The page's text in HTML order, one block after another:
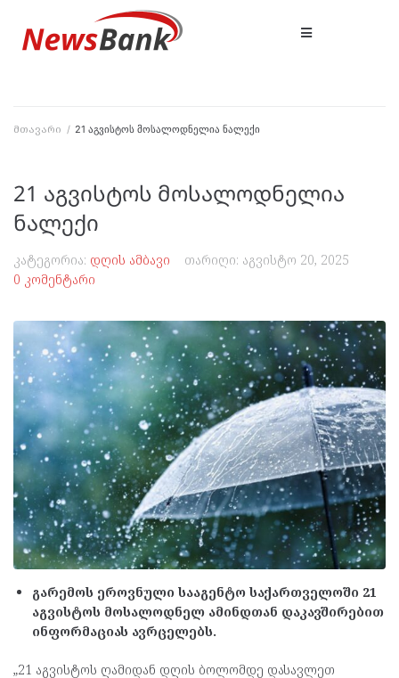
მთავარი / 21 აგვისტოს მოსალოდნელია ნალექი
21 აგვისტოს მოსალოდნელია
ნალექი
კატეგორია: დღის ამბავი თარიღი: აგვისტო 20, 2025
0 კომენტარი
გარემოს ეროვნული სააგენტო საქართველოში 21
აგვისტოს მოსალოდნელ ამინდთან დაკავშირებით
ინფორმაციას ავრცელებს.
„21 აგვისტოს ღამიდან დღის ბოლომდე დასავლეთ